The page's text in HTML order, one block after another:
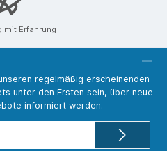
mit Erfahrung
regelmäßig erscheinenden
unter den Ersten sein, über neue
informiert werden.